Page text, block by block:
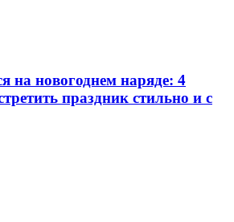
на новогоднем наряде: 4
праздник стильно и с